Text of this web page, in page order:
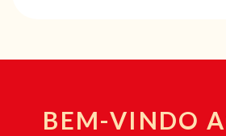
BEM-VINDO